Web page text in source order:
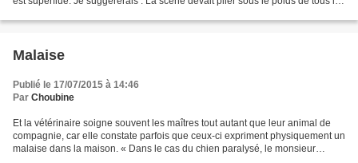
Malaise
Publié le 17/07/2015 à 14:46
Par Choubine
Et la vétérinaire soigne souvent les maîtres tout autant que leur animal de
compagnie, car elle constate parfois que ceux-ci expriment physiquement un
malaise dans la maison. « Dans le cas du chien paralysé, le monsieur